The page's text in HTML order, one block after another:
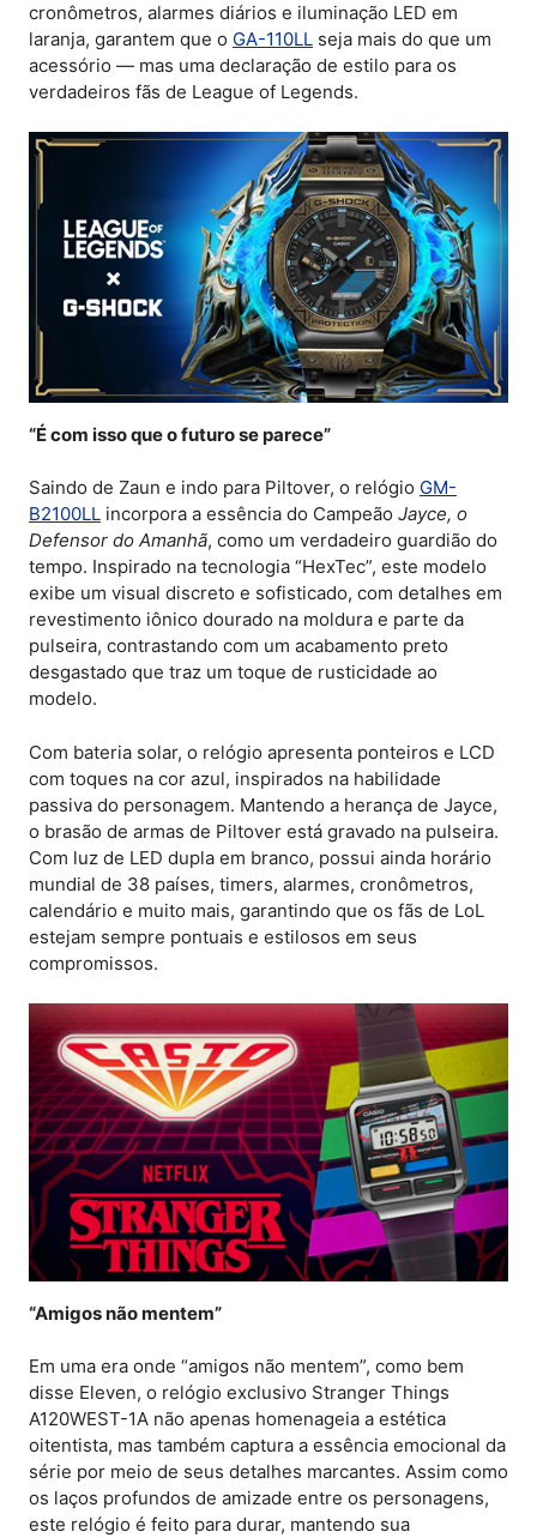
cronômetros, alarmes diários e iluminação LED em
laranja, garantem que o GA-110LL seja mais do que um
acessório — mas uma declaração de estilo para os
verdadeiros fãs de League of Legends.
“É com isso que o futuro se parece”
Saindo de Zaun e indo para Piltover, o relógio GM-
B2100LL incorpora a essência do Campeão Jayce, o
Defensor do Amanhã, como um verdadeiro guardião do
tempo. Inspirado na tecnologia “HexTec”, este modelo
exibe um visual discreto e sofisticado, com detalhes em
revestimento iônico dourado na moldura e parte da
pulseira, contrastando com um acabamento preto
desgastado que traz um toque de rusticidade ao
modelo.
Com bateria solar, o relógio apresenta ponteiros e LCD
com toques na cor azul, inspirados na habilidade
passiva do personagem. Mantendo a herança de Jayce,
o brasão de armas de Piltover está gravado na pulseira.
Com luz de LED dupla em branco, possui ainda horário
mundial de 38 países, timers, alarmes, cronômetros,
calendário e muito mais, garantindo que os fãs de LoL
estejam sempre pontuais e estilosos em seus
compromissos.
“Amigos não mentem”
Em uma era onde “amigos não mentem”, como bem
disse Eleven, o relógio exclusivo Stranger Things
A120WEST-1A não apenas homenageia a estética
oitentista, mas também captura a essência emocional da
série por meio de seus detalhes marcantes. Assim como
os laços profundos de amizade entre os personagens,
este relógio é feito para durar, mantendo sua